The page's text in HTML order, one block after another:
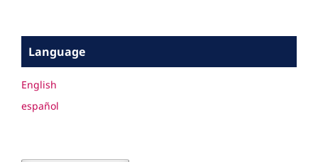
Language
English
español